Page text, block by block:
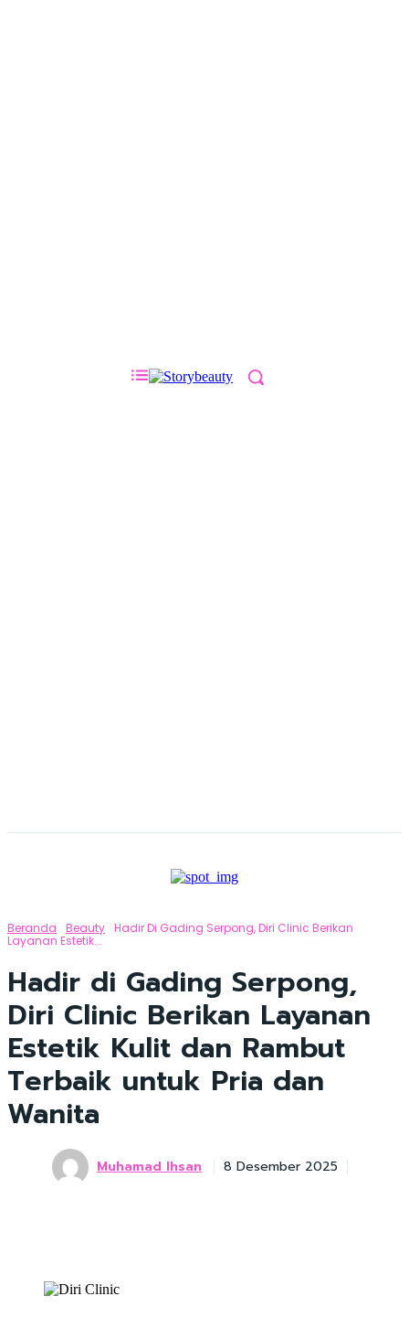
Beranda Beauty Hadir Di Gading Serpong, Diri Clinic Berikan
Layanan Estetik...
Hadir di Gading Serpong,
Diri Clinic Berikan Layanan
Estetik Kulit dan Rambut
Terbaik untuk Pria dan
Wanita
Muhamad Ihsan 8 Desember 2025